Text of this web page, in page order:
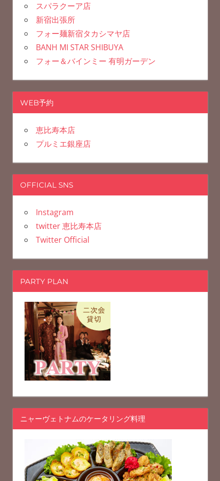
スパラクーア店
新宿出張所
フォー麺新宿タカシマヤ店
BANH MI STAR SHIBUYA
フォー＆バインミー 有明ガーデン
WEB予約
恵比寿本店
プルミエ銀座店
OFFICIAL SNS
Instagram
twitter 恵比寿本店
Twitter Official
PARTY PLAN
ニャーヴェトナムのケータリング料理